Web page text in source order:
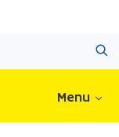
Menu